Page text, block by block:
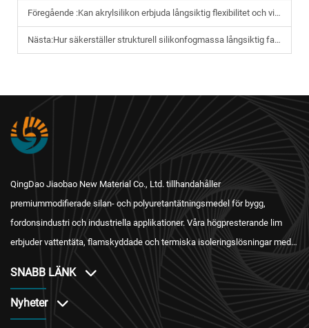
Föregående :Kan akrylsilikon erbjuda långsiktig flexibilitet och vidhäftning?
Nästa:Hur säkerställer strukturell silikonfogmassa långsiktig fasadssäkerhet?
QingDao Jiaobao New Material Co., Ltd. tillhandahåller
premiummodifierade silan- och polyuretantätningsmedel för bygg,
fordonsindustri och industriella applikationer. Våra högpresterande lim
erbjuder vattentäta, flamskyddade och termiska isoleringslösningar med
SNABB LÄNK
Nyheter